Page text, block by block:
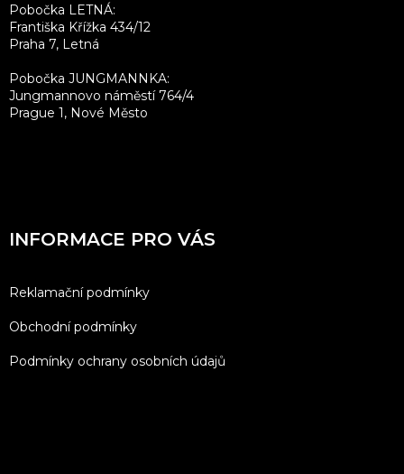
Pobočka LETNÁ:
Františka Křížka 434/12
Praha 7, Letná
Pobočka JUNGMANNKA:
Jungmannovo náměstí 764/4
Prague 1, Nové Město
INFORMACE PRO VÁS
Reklamační podmínky
Obchodní podmínky
Podmínky ochrany osobních údajů